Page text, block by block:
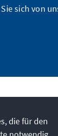
Sie sich von
die für den